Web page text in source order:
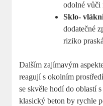
odolné vůči
Sklo-
dodatečné
riziko
Dalším zajímavým
reagují s okolním
se skvěle hodí do oblastí
klasický beton by rychle